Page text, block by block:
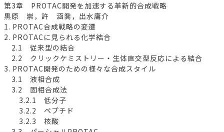
第3章 PROTAC開発を加速する革新的合成戦略
黒原 崇，許 涵喬，出水庸介
1. PROTAC合成戦略の変遷
2. PROTACに見られる化学結合
2.1 従来型の結合
2.2 クリックケミストリー・生体直交型反応による結合
3. PROTAC開発のための様々な合成スタイル
3.1 液相合成
3.2 固相合成法
3.2.1 低分子
3.2.2 ペプチド
3.2.3 核酸